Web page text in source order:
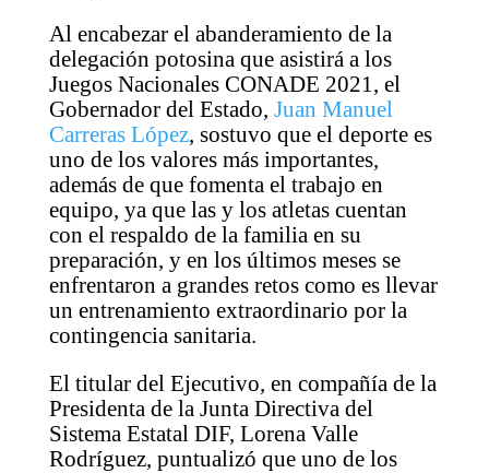
Al encabezar el abanderamiento de la
delegación potosina que asistirá a los
Juegos Nacionales CONADE 2021, el
Gobernador del Estado, Juan Manuel
Carreras López, sostuvo que el deporte es
uno de los valores más importantes,
además de que fomenta el trabajo en
equipo, ya que las y los atletas cuentan
con el respaldo de la familia en su
preparación, y en los últimos meses se
enfrentaron a grandes retos como es llevar
un entrenamiento extraordinario por la
contingencia sanitaria.
El titular del Ejecutivo, en compañía de la
Presidenta de la Junta Directiva del
Sistema Estatal DIF, Lorena Valle
Rodríguez, puntualizó que uno de los